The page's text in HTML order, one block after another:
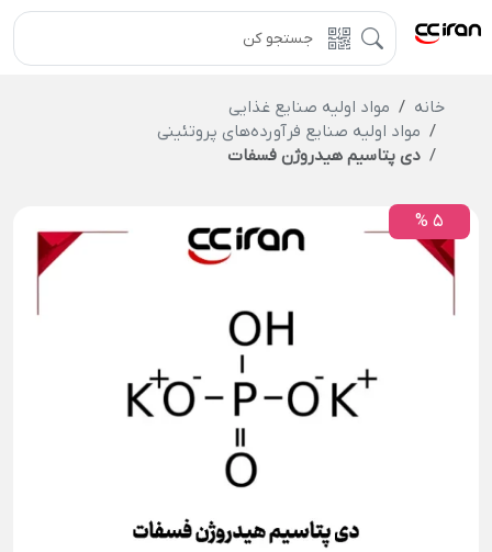
خانه
مواد اولیه صنایع غذایی
مواد اولیه صنایع فرآورده‌های پروتئینی
دی پتاسیم هیدروژن فسفات
5 %